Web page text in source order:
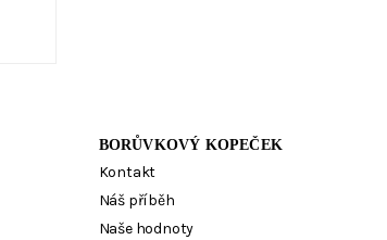
BORŮVKOVÝ KOPEČEK
Kontakt
Náš příběh
Naše hodnoty